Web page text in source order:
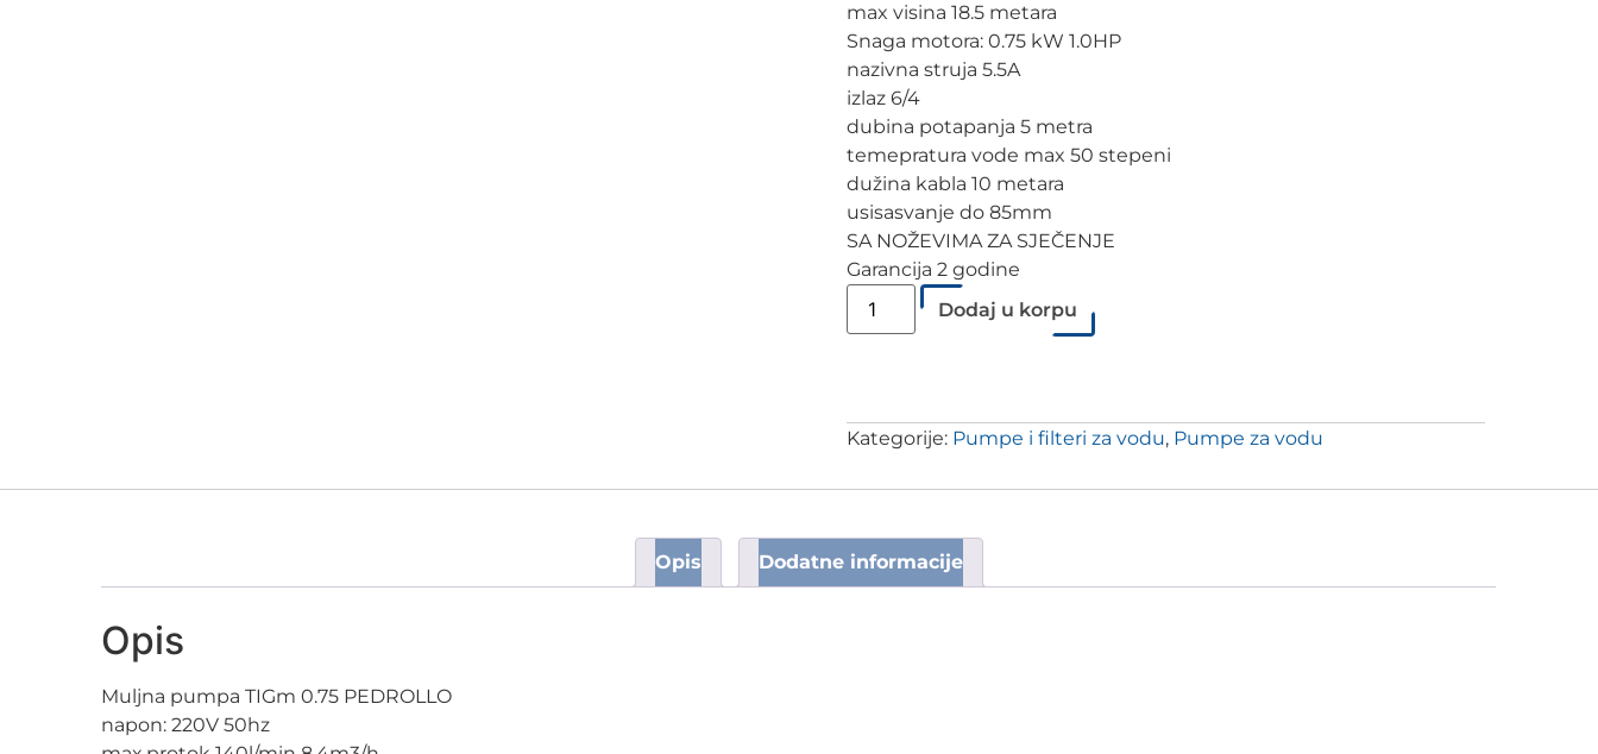
max visina 18.5 metara
Snaga motora: 0.75 kW 1.0HP
nazivna struja 5.5A
izlaz 6/4
dubina potapanja 5 metra
temepratura vode max 50 stepeni
dužina kabla 10 metara
usisasvanje do 85mm
SA NOŽEVIMA ZA SJEČENJE
Garancija 2 godine
Dodaj u korpu
Kategorije: Pumpe i filteri za vodu, Pumpe za vodu
Opis Dodatne informacije
Opis
Muljna pumpa TIGm 0.75 PEDROLLO
napon: 220V 50hz